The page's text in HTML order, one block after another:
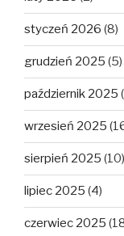
styczeń 2026 (8)
grudzień 2025 (5)
październik 2025
wrzesień 2025
sierpień 2025 (10)
lipiec 2025 (4)
czerwiec 2025